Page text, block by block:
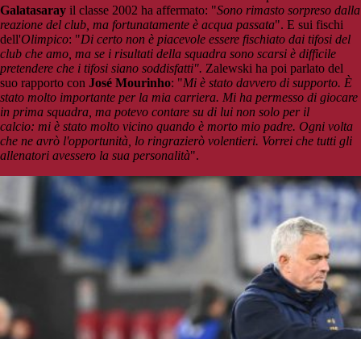
Galatasaray il classe 2002 ha affermato: "Sono rimasto sorpreso dalla
reazione del club, ma fortunatamente è acqua passata". E sui fischi
dell'Olimpico: "Di certo non è piacevole essere fischiato dai tifosi del
club che amo, ma se i risultati della squadra sono scarsi è difficile
pretendere che i tifosi siano soddisfatti". Zalewski ha poi parlato del
suo rapporto con José Mourinho: "Mi è stato davvero di supporto. È
stato molto importante per la mia carriera. Mi ha permesso di giocare
in prima squadra, ma potevo contare su di lui non solo per il
calcio: mi è stato molto vicino quando è morto mio padre. Ogni volta
che ne avrò l'opportunità, lo ringrazierò volentieri. Vorrei che tutti gli
allenatori avessero la sua personalità".